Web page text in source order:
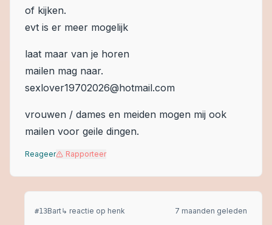
of kijken.
evt is er meer mogelijk
laat maar van je horen
mailen mag naar.
sexlover19702026@hotmail.com
vrouwen / dames en meiden mogen mij ook
mailen voor geile dingen.
Reageer Rapporteer
#13Bart↳ reactie op henk 7 maanden geleden